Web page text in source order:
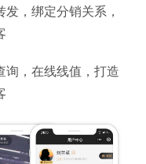
，绑定分销关系，
询，在线线值，打造